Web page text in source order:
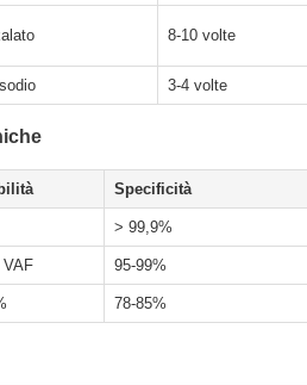
8-10 volte
3-4 volte
Specificità
> 99,9%
95-99%
78-85%